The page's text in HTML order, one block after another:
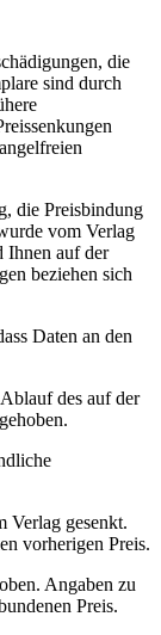
die
sind durch
die Preisbindung
vom Verlag
Ihnen auf der
beziehen sich
Daten an den
des auf der
Verlag gesenkt.
vorherigen Preis.
Angaben zu
Preis.